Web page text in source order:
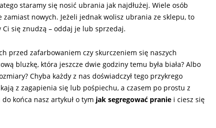
staramy się nosić ubrania jak najdłużej. Wiele osób
nowych. Jeżeli jednak wolisz ubrania ze sklepu, to
się znudzą – oddaj je lub sprzedaj.
przed zafarbowaniem czy skurczeniem się naszych
bluzkę, która jeszcze dwie godziny temu była biała? Albo
Chyba każdy z nas doświadczył tego przykrego
z zagapienia się lub pośpiechu, a czasem po prostu z
końca nasz artykuł o tym jak segregować pranie i ciesz się